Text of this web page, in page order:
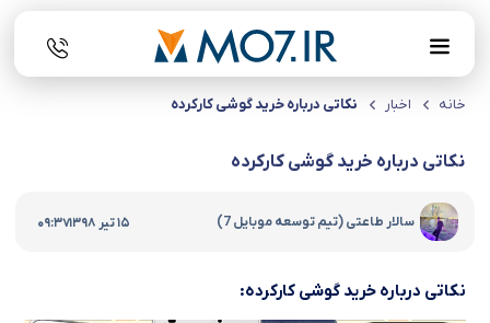
خانه اخبار نکاتی درباره خرید گوشی کارکرده
نکاتی درباره خرید گوشی کارکرده
سالار طاعتی (تیم توسعه موبایل 7) 15 تیر 1398 |
09:37
نکاتی درباره خرید گوشی کارکرده: